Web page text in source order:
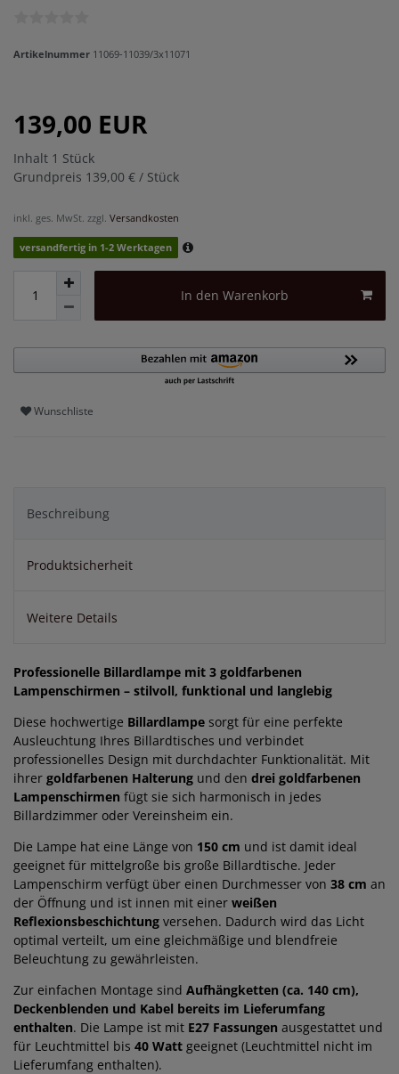
Artikelnummer 11069-11039/3x11071
139,00 EUR
Inhalt 1 Stück
Grundpreis 139,00 € / Stück
inkl. ges. MwSt. zzgl. Versandkosten
versandfertig in 1-2 Werktagen
In den Warenkorb
Wunschliste
Beschreibung
Produktsicherheit
Weitere Details
Professionelle Billardlampe mit 3 goldfarbenen
Lampenschirmen – stilvoll, funktional und langlebig
Diese hochwertige Billardlampe sorgt für eine perfekte
Ausleuchtung Ihres Billardtisches und verbindet
professionelles Design mit durchdachter Funktionalität. Mit
ihrer goldfarbenen Halterung und den drei goldfarbenen
Lampenschirmen fügt sie sich harmonisch in jedes
Billardzimmer oder Vereinsheim ein.
Die Lampe hat eine Länge von 150 cm und ist damit ideal
geeignet für mittelgroße bis große Billardtische. Jeder
Lampenschirm verfügt über einen Durchmesser von 38 cm an
der Öffnung und ist innen mit einer weißen
Reflexionsbeschichtung versehen. Dadurch wird das Licht
optimal verteilt, um eine gleichmäßige und blendfreie
Beleuchtung zu gewährleisten.
Zur einfachen Montage sind Aufhängketten (ca. 140 cm),
Deckenblenden und Kabel bereits im Lieferumfang
enthalten. Die Lampe ist mit E27 Fassungen ausgestattet und
für Leuchtmittel bis 40 Watt geeignet (Leuchtmittel nicht im
Lieferumfang enthalten).